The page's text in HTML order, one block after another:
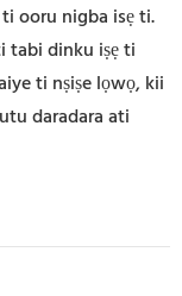
ooru nigba isẹ ti.
tabi dinku iṣẹ ti
ti nṣiṣe lọwọ, kii
daradara ati